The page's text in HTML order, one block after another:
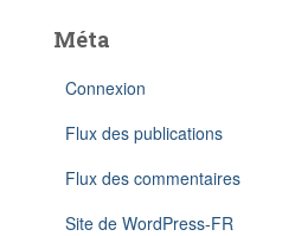
Méta
Connexion
Flux des publications
Flux des commentaires
Site de WordPress-FR